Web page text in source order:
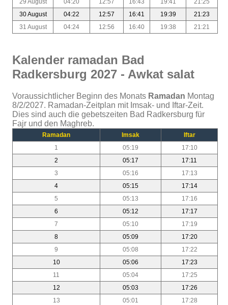
30 August
04:22 12:57 16:41 19:39
21:23
31 August
04:24 12:56 16:40 19:38 21:21
Kalender ramadan Bad
Radkersburg 2027 - Awkat salat
Voraussichtlicher Beginn des Monats Ramadan Montag
8/2/2027. Ramadan-Zeitplan mit Imsak- und Iftar-Zeit.
Dies sind auch die gebetszeiten Bad Radkersburg für
Fajr und den Maghreb.
Ramadan Imsak
Iftar
1
05:19
17:10
2
05:17
17:11
3
05:16
17:13
4
05:15
17:14
5
05:13
17:16
6
05:12
17:17
7
05:10
17:19
8
05:09
17:20
9
05:08
17:22
10
05:06
17:23
11
05:04
17:25
12
05:03
17:26
13
05:01
17:28